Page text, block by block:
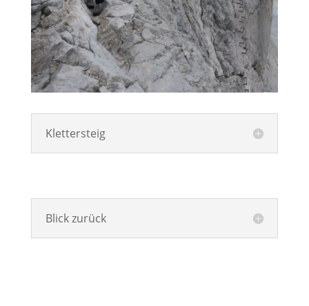
Klettersteig
Blick zurück